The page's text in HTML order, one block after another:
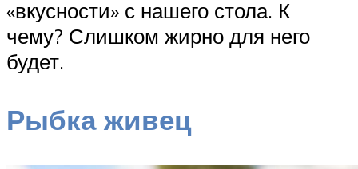
«вкусности» с нашего стола. К
чему? Слишком жирно для него
будет.
Рыбка живец